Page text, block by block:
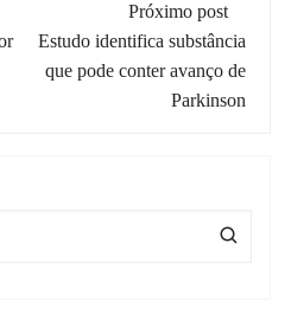
Próximo post
Estudo identifica substância
que pode conter avanço de
Parkinson